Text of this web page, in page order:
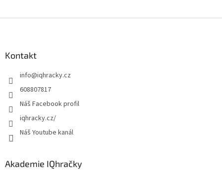
Kontakt
info@iqhracky.cz
608807817
Náš Facebook profil
iqhracky.cz/
Náš Youtube kanál
Akademie IQhračky